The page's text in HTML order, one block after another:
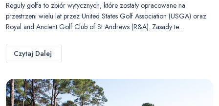
Reguły golfa to zbiór wytycznych, które zostały opracowane na
przestrzeni wielu lat przez United States Golf Association (USGA) oraz
Royal and Ancient Golf Club of St Andrews (R&A). Zasady te…
Czytaj Dalej